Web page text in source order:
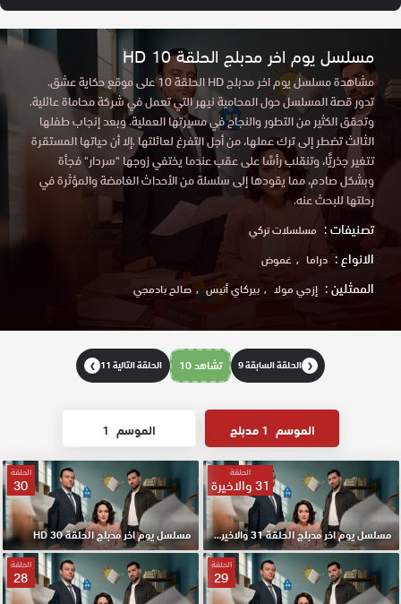
مسلسل يوم اخر مدبلج الحلقة 10 HD
مشاهدة مسلسل يوم اخر مدبلج HD الحلقة 10 على موقع حكاية عشق.
تدور قصة المسلسل حول المحامية نيهر التي تعمل في شركة محاماة عائلية.
وتحقق الكثير من التطور والنجاح في مسيرتها العملية. وبعد إنجاب طفلها
الثالث تضطر إلى ترك عملها، من أجل التفرغ لعائلتها .إلا أن حياتها المستقرة
تتغير جذريًّا، وتنقلب رأسًا على عقب عندما يختفي زوجها "سردار" فجأة
وبشكل صادم، مما يقودها إلى سلسلة من الأحداث الغامضة والمؤثرة في
رحلتها للبحث عنه.
تصنيفات : مسلسلات تركي
الانواع : دراما غموض
الممثلين : إزجي مولا بيركاي أتيس صالح بادمجي
❮ الحلقة السابقة 9 تشاهد 10 الحلقة التالية 11 ❯
الموسم 1 مدبلج الموسم 1
الحلقة
31 والاخيرة
مسلسل يوم اخر مدبلج الحلقة 31 والاخيرة HD
الحلقة
30
مسلسل يوم اخر مدبلج الحلقة 30 HD
الحلقة
29
الحلقة
28